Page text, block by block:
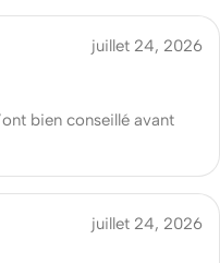
juillet 24, 2026
bien conseillé avant
juillet 24, 2026